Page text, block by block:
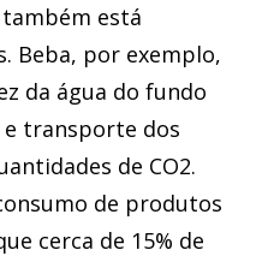
está
Beba, por exemplo,
da água do fundo
transporte dos
de CO2.
de produtos
cerca de 15% de